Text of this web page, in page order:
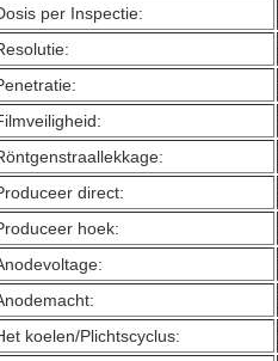
per Inspectie:
direct:
hoek:
koelen/Plichtscyclus: